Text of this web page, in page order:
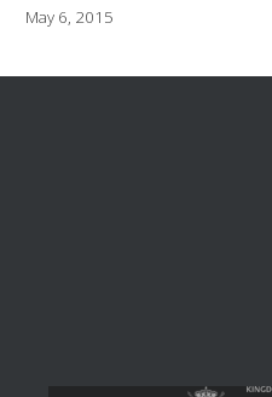
May 6, 2015